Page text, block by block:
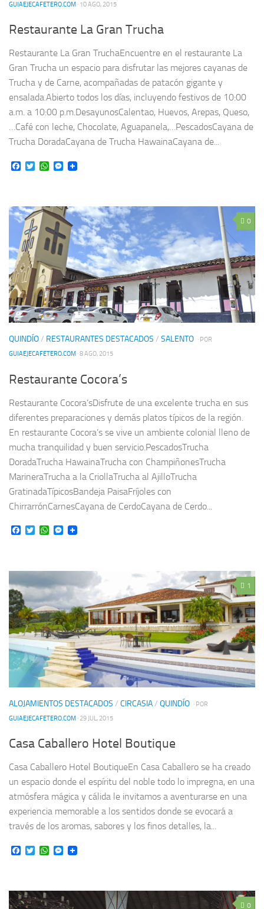
GUIAEJECAFETERO.COM · 10 AGO, 2015
Restaurante La Gran Trucha
Restaurante La Gran TruchaEncuentre en el restaurante La
Gran Trucha un espacio para disfrutar las mejores cayanas de
Trucha y de Carne, acompañadas de patacón gigante y
ensalada.Abierto todos los días, incluyendo festivos de 10:00
a.m. a 10:00 p.m.DesayunosCalentao, Huevos, Arepas, Queso,
…Café con leche, Chocolate, Aguapanela,…PescadosCayana de
Trucha DoradaCayana de Trucha HawainaCayana de...
Facebook
TwitterWhatsApp
Messenger
0
QUINDÍO/ RESTAURANTES DESTACADOS / SALENTO · POR
GUIAEJECAFETERO.COM · 8 AGO, 2015
Restaurante Cocora’s
Restaurante Cocora’sDisfrute de una excelente trucha en sus
diferentes preparaciones y demás platos típicos de la región.
En restaurante Cocora’s se vive un ambiente colonial lleno de
mucha tranquilidad y buen servicio.PescadosTrucha
DoradaTrucha HawainaTrucha con ChampiñonesTrucha
MarineraTrucha a la CriollaTrucha al AjilloTrucha
GratinadaTípicosBandeja PaisaFríjoles con
ChirrarrónCarnesCayana de CerdoCayana de Cerdo...
Facebook
TwitterWhatsApp
Messenger
1
ALOJAMIENTOS DESTACADOS / CIRCASIA/ QUINDÍO · POR
GUIAEJECAFETERO.COM · 29 JUL, 2015
Casa Caballero Hotel Boutique
Casa Caballero Hotel BoutiqueEn Casa Caballero se ha creado
un espacio donde el espíritu del noble todo lo impregna, en una
atmósfera mágica y cálida le invitamos a aventurarse en una
experiencia memorable a los sentidos donde se evocará a
través de los aromas, sabores y los finos detalles, la...
Facebook
TwitterWhatsApp
Messenger
0